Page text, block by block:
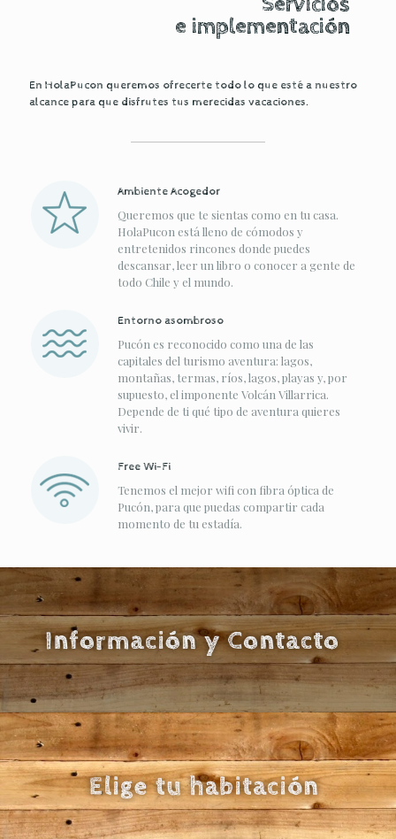
e implementación
En HolaPucon queremos ofrecerte todo lo que esté a nuestro
alcance para que disfrutes tus merecidas vacaciones.
Ambiente Acogedor
Queremos que te sientas como en tu casa.
HolaPucon está lleno de cómodos y
entretenidos rincones donde puedes
descansar, leer un libro o conocer a gente de
todo Chile y el mundo.
Entorno asombroso
Pucón es reconocido como una de las
capitales del turismo aventura: lagos,
montañas, termas, ríos, lagos, playas y, por
supuesto, el imponente Volcán Villarrica.
Depende de ti qué tipo de aventura quieres
vivir.
Free Wi-Fi
Tenemos el mejor wifi con fibra óptica de
Pucón, para que puedas compartir cada
momento de tu estadía.